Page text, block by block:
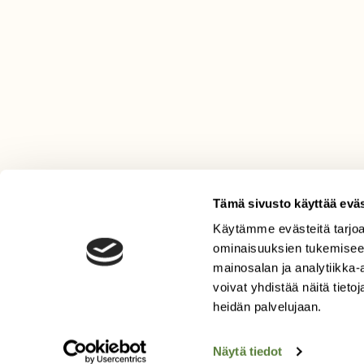
Tämä sivusto käyttää
Käytämme evästeitä
ominaisuuksien
mainosalan ja
voivat yhdistää näitä
heidän palvelujaan.
Näytä tiedot
LEHTI
Uusin lehti
Tilaa Suomen Luonto
Äänestä parasta juttua